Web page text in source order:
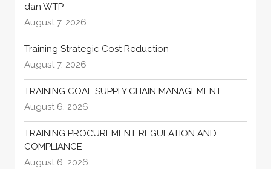
dan WTP
August 7, 2026
Training Strategic Cost Reduction
August 7, 2026
TRAINING COAL SUPPLY CHAIN MANAGEMENT
August 6, 2026
TRAINING PROCUREMENT REGULATION AND
COMPLIANCE
August 6, 2026